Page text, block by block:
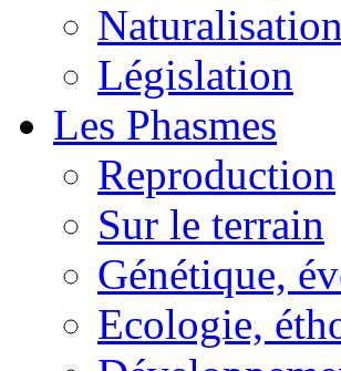
Naturalisation
Législation
Les Phasmes
Reproduction
Sur le terrain
Génétique,
Ecologie,